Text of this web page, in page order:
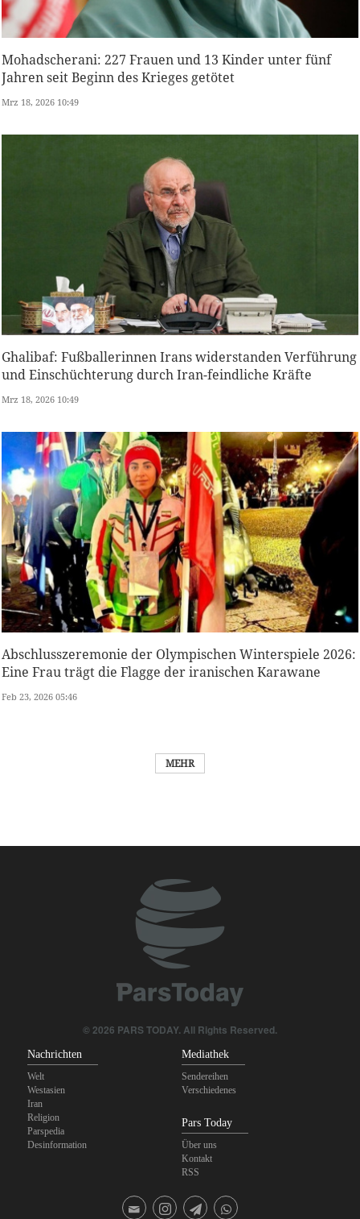
Mohadscherani: 227 Frauen und 13 Kinder unter fünf
Jahren seit Beginn des Krieges getötet
Mrz 18, 2026 10:49
Ghalibaf: Fußballerinnen Irans widerstanden Verführung
und Einschüchterung durch Iran-feindliche Kräfte
Mrz 18, 2026 10:49
Abschlusszeremonie der Olympischen Winterspiele 2026:
Eine Frau trägt die Flagge der iranischen Karawane
Feb 23, 2026 05:46
MEHR
© 2026 PARS TODAY. All Rights Reserved.
Nachrichten
Welt
Westasien
Iran
Religion
Parspedia
Desinformation
Mediathek
Sendereihen
Verschiedenes
Pars Today
Über uns
Kontakt
RSS